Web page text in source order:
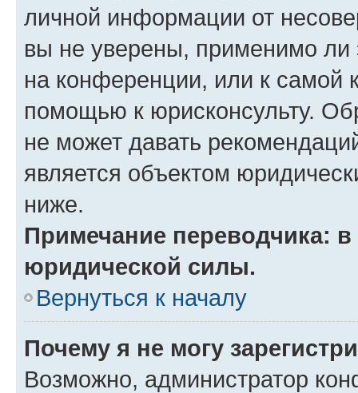
личной информации от
вы не уверены, применимо ли
на конференции, или к самой
помощью к юрисконсульту.
не может давать
является объектом
ниже.
Примечание переводчика:
юридической силы.
Вернуться к началу
Почему я не могу
Возможно, администратор